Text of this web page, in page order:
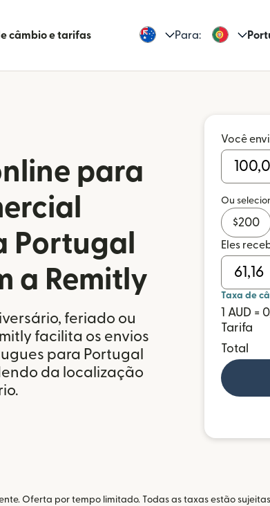
câmbio e tarifas Para:
para
Portugal
a Remitly
feriado ou
facilita os envios
para Portugal
da localização
Você
Ou
$200
Eles
Taxa de
1 AUD =
Tarifa
Total
Oferta por tempo limitado. Todas as taxas estão